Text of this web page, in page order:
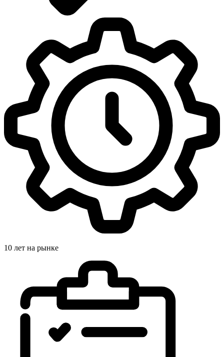
10 лет на рынке